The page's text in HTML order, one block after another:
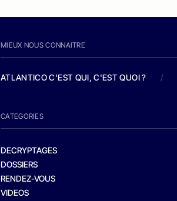
MIEUX NOUS CONNAITRE
ATLANTICO C'EST QUI, C'EST QUOI ? /
CATEGORIES
DECRYPTAGES
DOSSIERS
RENDEZ-VOUS
VIDEOS